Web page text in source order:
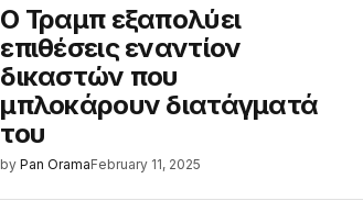
Ο Τραμπ εξαπολύει
επιθέσεις εναντίον
δικαστών που
μπλοκάρουν διατάγματά
του
by Pan OramaFebruary 11, 2025